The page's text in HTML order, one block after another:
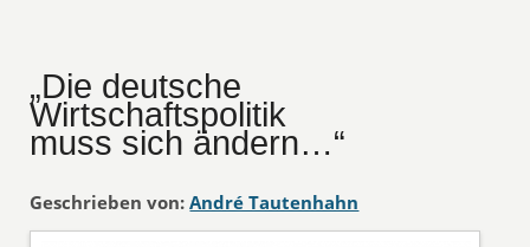
„Die deutsche
Wirtschaftspolitik
muss sich ändern…“
Geschrieben von: André Tautenhahn